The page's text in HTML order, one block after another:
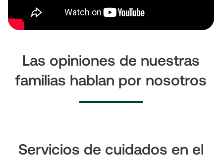
Las opiniones de nuestras
familias hablan por nosotros
Servicios de cuidados en el